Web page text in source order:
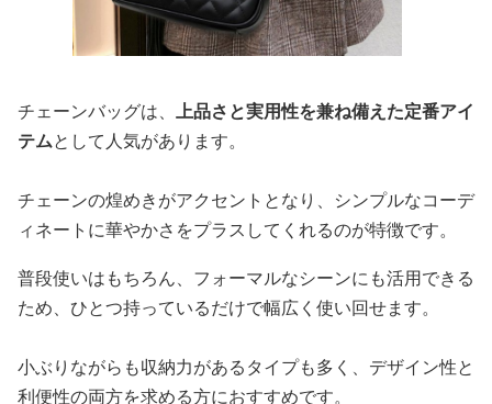
チェーンバッグは、 上品さと実用性を兼ね備えた定番アイ
テムとして人気があります。
チェーンの煌めきがアクセントとなり、シンプルなコーデ
ィネートに華やかさをプラスしてくれるのが特徴です。
普段使いはもちろん、フォーマルなシーンにも活用できる
ため、ひとつ持っているだけで幅広く使い回せます。
小ぶりながらも収納力があるタイプも多く、デザイン性と
利便性の両方を求める方におすすめです。